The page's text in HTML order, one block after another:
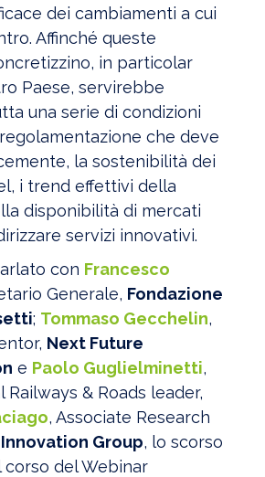
dei cambiamenti a cui
Affinché queste
in particolar
Paese, servirebbe
una serie di condizioni
che deve
la sostenibilità dei
i trend effettivi della
disponibilità di mercati
servizi innovativi.
con Francesco
Generale, Fondazione
; Tommaso Gecchelin,
Next Future
e Paolo Guglielminetti,
Railways & Roads leader,
, Associate Research
Group, lo scorso
corso del Webinar